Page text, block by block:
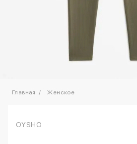
Главная Женское
OYSHO